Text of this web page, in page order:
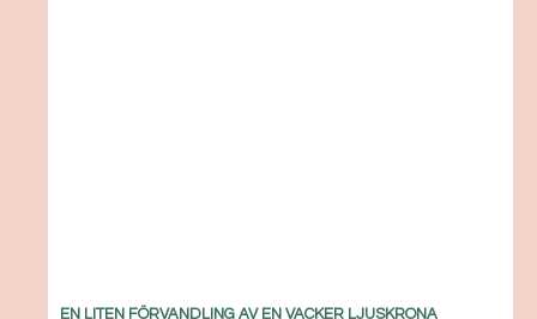
EN LITEN FÖRVANDLING AV EN VACKER LJUSKRONA